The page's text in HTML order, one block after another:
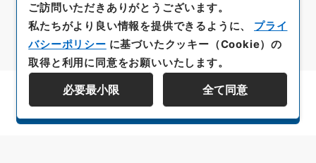
資料群階層を表示する
ご訪問いただきありがとうございます。
私たちがより良い情報を提供できるように、 プライ
バシーポリシー に基づいたクッキー（Cookie）の
取得と利用に同意をお願いいたします。
必要最小限 全て同意